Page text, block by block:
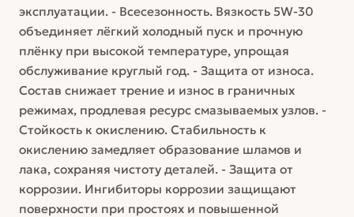
эксплуатации. - Всесезонность. Вязкость 5W-30
объединяет лёгкий холодный пуск и прочную
плёнку при высокой температуре, упрощая
обслуживание круглый год. - Защита от износа.
Состав снижает трение и износ в граничных
режимах, продлевая ресурс смазываемых узлов. -
Стойкость к окислению. Стабильность к
окислению замедляет образование шламов и
лака, сохраняя чистоту деталей. - Защита от
коррозии. Ингибиторы коррозии защищают
поверхности при простоях и повышенной